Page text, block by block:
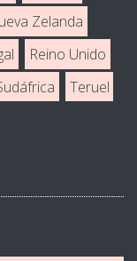
Zelanda
Reino Unido
Teruel